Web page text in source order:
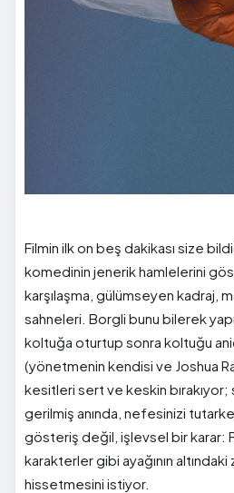
Filmin ilk on beş dakikası size
komedinin jenerik hamlelerini
karşılaşma, gülümseyen kadraj,
sahneleri. Borgli bunu bilerek
koltuğa oturtup sonra koltuğu
(yönetmenin kendisi ve Joshua
kesitleri sert ve keskin bırakıyor;
gerilmiş anında, nefesinizi
gösteriş değil, işlevsel bir karar:
karakterler gibi ayağının altındaki
hissetmesini istiyor.